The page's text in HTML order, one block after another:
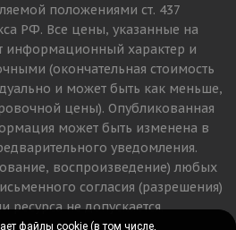
положениями ст. 437
РФ. Все цены, указанные на
информационный характер и
(окончательная стоимость
и может быть как меньше,
цены). Опубликованная
может быть изменена в
уведомления.
воспроизведение) любых
согласия (разрешения)
ресурса не допускается.
файлы cookie (в том числе,
файлы cookie (в том числе,